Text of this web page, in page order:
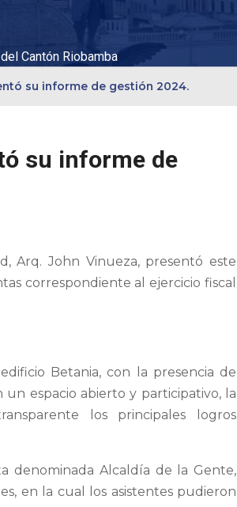
Cantón Riobamba
su informe de gestión 2024.
su informe de
Arq. John Vinueza, presentó este
correspondiente al ejercicio fiscal
Betania, con la presencia de
espacio abierto y participativo, la
los principales logros
denominada Alcaldía de la Gente,
en la cual los asistentes pudieron